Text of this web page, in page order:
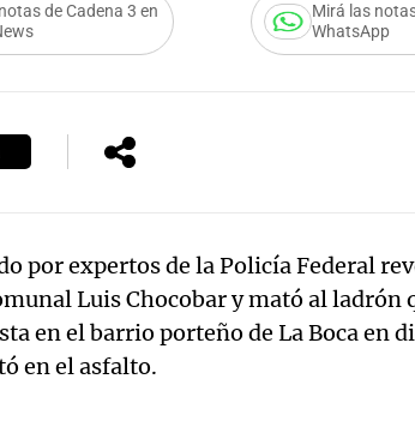
de Cadena 3 en
Mirá las
WhatsApp
por expertos de la Policía Federal
Luis Chocobar y mató al ladrón
en el barrio porteño de La Boca en
en el asfalto.